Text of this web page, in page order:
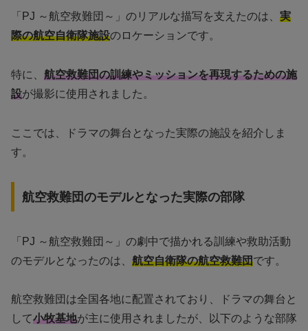
「PJ ～航空救難団～」のリアルな描写を支えたのは、 実
際の航空自衛隊施設のロケーションです。
特に、 航空救難団の訓練やミッションを再現するための施
設が撮影に使用されました。
ここでは、ドラマの舞台となった実際の施設を紹介しま
す。
航空救難団のモデルとなった実際の部隊
「PJ ～航空救難団～」の劇中で描かれる訓練や救助活動
のモデルとなったのは、 航空自衛隊の航空救難団です。
航空救難団は全国各地に配置されており、ドラマの舞台と
して小牧基地が主に使用されましたが、以下のような部隊